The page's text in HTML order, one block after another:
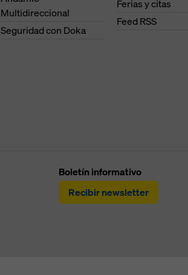
Multidireccional
Seguridad con Doka
Ferias y citas
Feed RSS
Boletín informativo
Recibir newsletter